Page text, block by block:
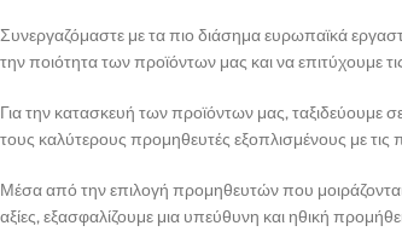
Συνεργαζόμαστε με τα πιο διάσημα ευρωπαϊκά
την ποιότητα των προϊόντων μας και να επιτύχουμε
Για την κατασκευή των προϊόντων μας, ταξιδεύουμε
τους καλύτερους προμηθευτές εξοπλισμένους με τις
Μέσα από την επιλογή προμηθευτών που μοιράζονται
αξίες, εξασφαλίζουμε μια υπεύθυνη και ηθική